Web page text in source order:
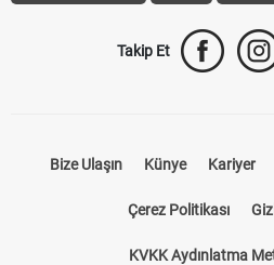
Takip Et
Bize Ulaşın Künye Kariyer
Çerez Politikası
KVKK Aydınlatma